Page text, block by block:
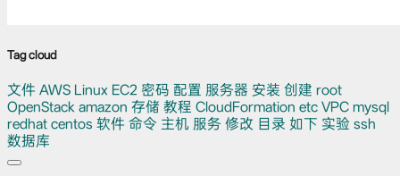
Tag cloud
文件 AWS Linux EC2 密码 配置 服务器 安装 创建 root
OpenStack amazon 存储 教程 CloudFormation etc VPC mysql
redhat centos 软件 命令 主机 服务 修改 目录 如下 实验 ssh
数据库